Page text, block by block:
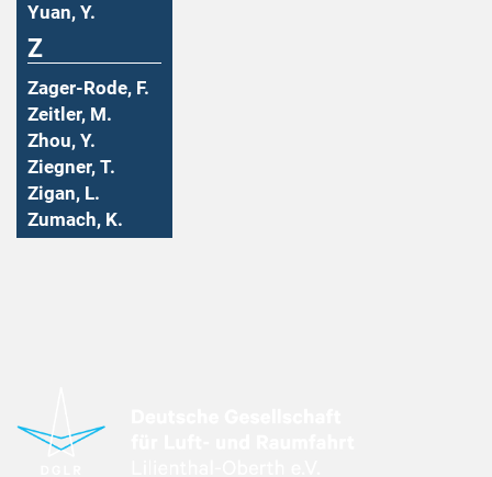
Yuan, Y.
Z
Zager-Rode, F.
Zeitler, M.
Zhou, Y.
Ziegner, T.
Zigan, L.
Zumach, K.